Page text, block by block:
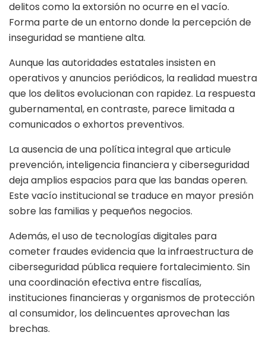
delitos como la extorsión no ocurre en el vacío.
Forma parte de un entorno donde la percepción de
inseguridad se mantiene alta.
Aunque las autoridades estatales insisten en
operativos y anuncios periódicos, la realidad muestra
que los delitos evolucionan con rapidez. La respuesta
gubernamental, en contraste, parece limitada a
comunicados o exhortos preventivos.
La ausencia de una política integral que articule
prevención, inteligencia financiera y ciberseguridad
deja amplios espacios para que las bandas operen.
Este vacío institucional se traduce en mayor presión
sobre las familias y pequeños negocios.
Además, el uso de tecnologías digitales para
cometer fraudes evidencia que la infraestructura de
ciberseguridad pública requiere fortalecimiento. Sin
una coordinación efectiva entre fiscalías,
instituciones financieras y organismos de protección
al consumidor, los delincuentes aprovechan las
brechas.